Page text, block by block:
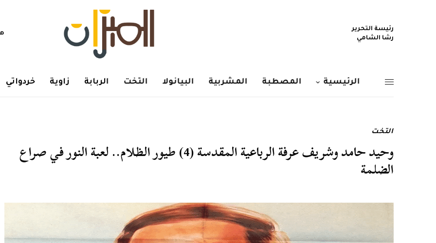
رئيسة التحرير
رشا الشامي
الرئيسية المصطبة المشربية البيانولا التخت الربابة زاوية خردواتي
التخت
وحيد حامد وشريف عرفة الرباعية المقدسة (4) طيور الظلام.. لعبة النور في صراع
الضلمة